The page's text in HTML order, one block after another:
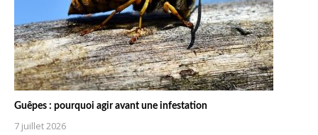
Guêpes : pourquoi agir avant une infestation
7 juillet 2026